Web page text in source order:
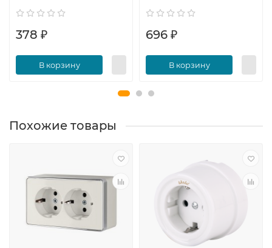
378 ₽
В корзину
696 ₽
В корзину
Похожие товары